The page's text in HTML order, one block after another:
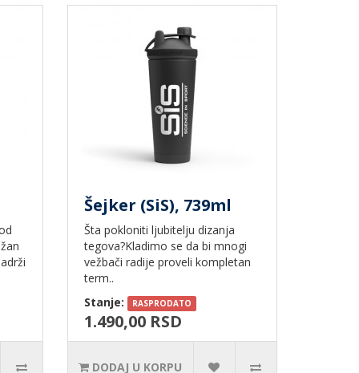
Šejker (SiS), 739ml
Šta pokloniti ljubitelju dizanja
tegova?Kladimo se da bi mnogi
vežbači radije proveli kompletan
term..
Stanje:
RASPRODATO
1.490,00 RSD
DODAJ U KORPU